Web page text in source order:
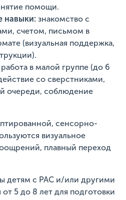
помощи.
навыки: знакомство с
счетом, письмом в
(визуальная поддержка,
работа в малой группе (до 6
со сверстниками,
очереди, соблюдение
сенсорно-
визуальное
плавный переход
детям с РАС и/или другими
5 до 8 лет для подготовки